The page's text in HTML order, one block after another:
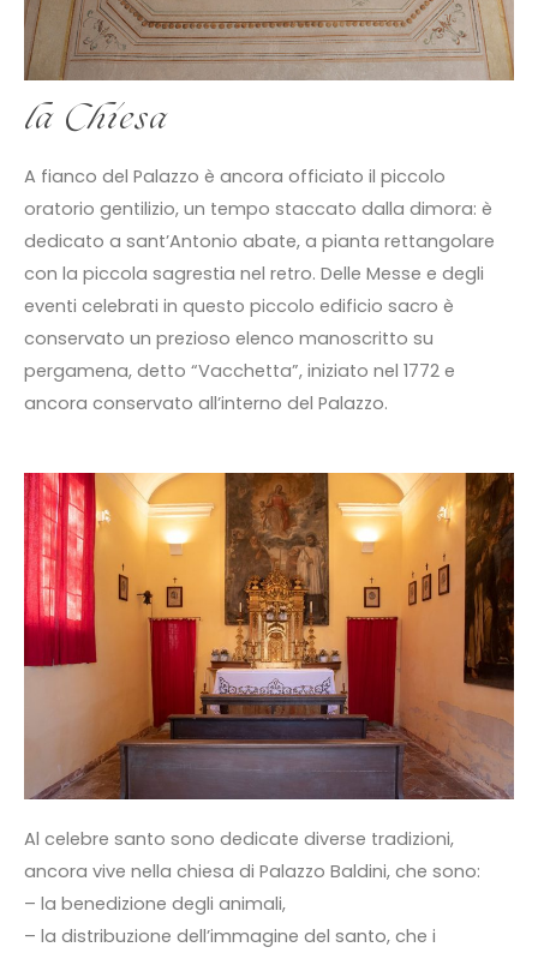
la Chiesa
A fianco del Palazzo è ancora officiato il piccolo
oratorio gentilizio, un tempo staccato dalla dimora: è
dedicato a sant’Antonio abate, a pianta rettangolare
con la piccola sagrestia nel retro. Delle Messe e degli
eventi celebrati in questo piccolo edificio sacro è
conservato un prezioso elenco manoscritto su
pergamena, detto “Vacchetta”, iniziato nel 1772 e
ancora conservato all’interno del Palazzo.
Al celebre santo sono dedicate diverse tradizioni,
ancora vive nella chiesa di Palazzo Baldini, che sono:
– la benedizione degli animali,
– la distribuzione dell’immagine del santo, che i